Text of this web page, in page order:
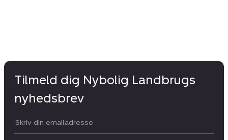
Tilmeld dig Nybolig Landbrugs
nyhedsbrev
Din email: